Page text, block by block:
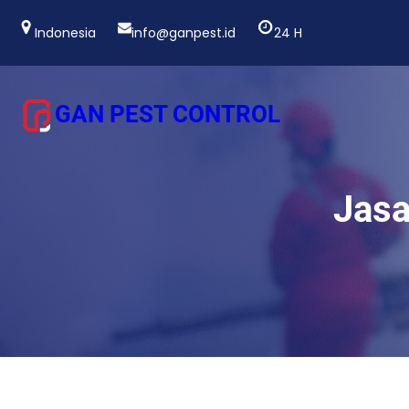
Indonesia info@ganpest.id 24 H
GAN PEST CONTROL